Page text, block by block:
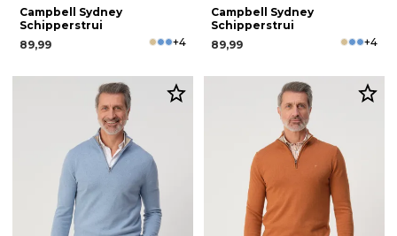
Campbell Sydney
Schipperstrui
89,99
+4
Campbell Sydney
Schipperstrui
89,99
+4